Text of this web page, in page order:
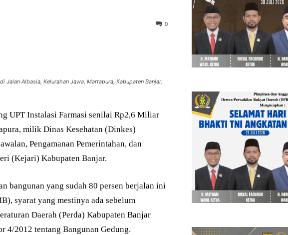
0
Jalan Albasia, Kelurahan Jawa, Martapura, Kabupaten Banjar,
UPT Instalasi Farmasi senilai Rp2,6 Miliar
milik Dinas Kesehatan (Dinkes)
Pengamanan Pemerintahan, dan
(Kejari) Kabupaten Banjar.
bangunan yang sudah 80 persen berjalan ini
syarat yang mestinya ada sebelum
Daerah (Perda) Kabupaten Banjar
4/2012 tentang Bangunan Gedung.